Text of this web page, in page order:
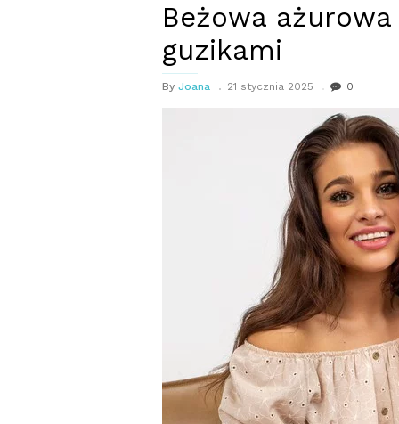
Beżowa
guzikami
By Joana 21 stycznia 2025 0